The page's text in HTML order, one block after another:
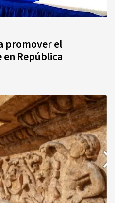
promover el
República